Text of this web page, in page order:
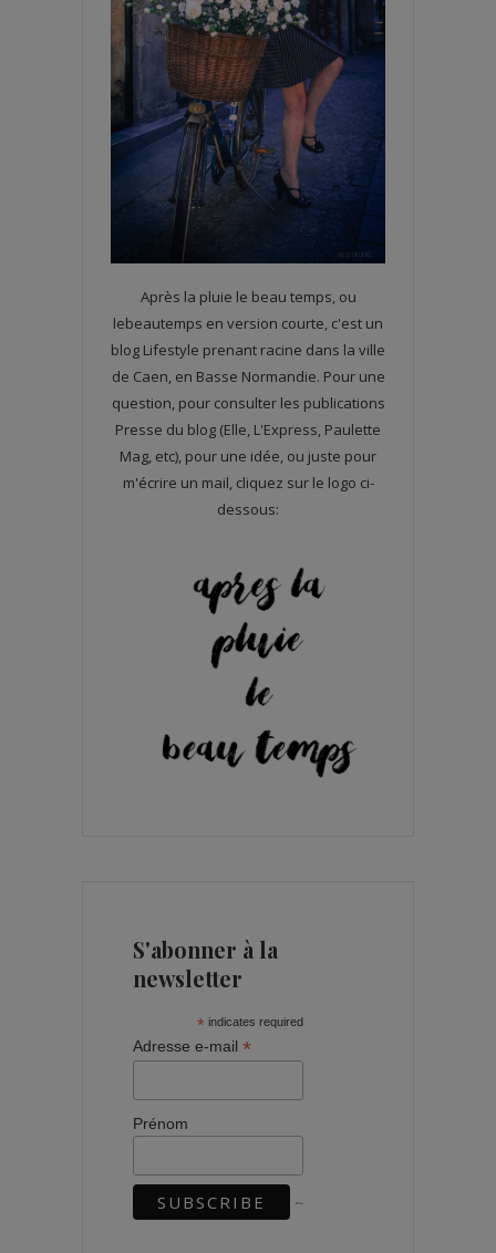
Après la pluie le beau temps, ou
lebeautemps en version courte, c'est un
blog Lifestyle prenant racine dans la ville
de Caen, en Basse Normandie. Pour une
question, pour consulter les publications
Presse du blog (Elle, L'Express, Paulette
Mag, etc), pour une idée, ou juste pour
m'écrire un mail, cliquez sur le logo ci-
dessous:
S'abonner à la
newsletter
* indicates required
Adresse e-mail *
Prénom